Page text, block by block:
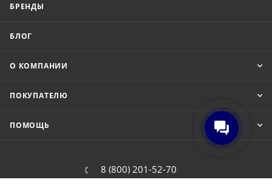
БРЕНДЫ
БЛОГ
О КОМПАНИИ
ПОКУПАТЕЛЮ
ПОМОЩЬ
8 (800) 201-52-70